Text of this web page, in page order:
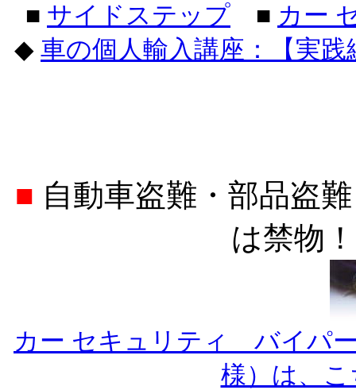
■ サイドステップ ■ カー
◆ 車の個人輸入講座：【実
■ 自動車盗難・部品盗
は禁物
カー セキュリティ バイパ
様）は、